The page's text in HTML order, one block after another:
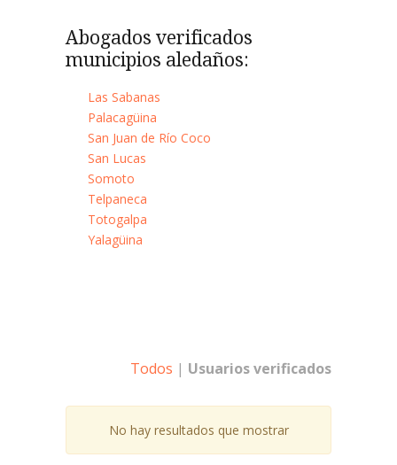
Abogados verificados
municipios aledaños:
Las Sabanas
Palacagüina
San Juan de Río Coco
San Lucas
Somoto
Telpaneca
Totogalpa
Yalagüina
Todos | Usuarios verificados
No hay resultados que mostrar